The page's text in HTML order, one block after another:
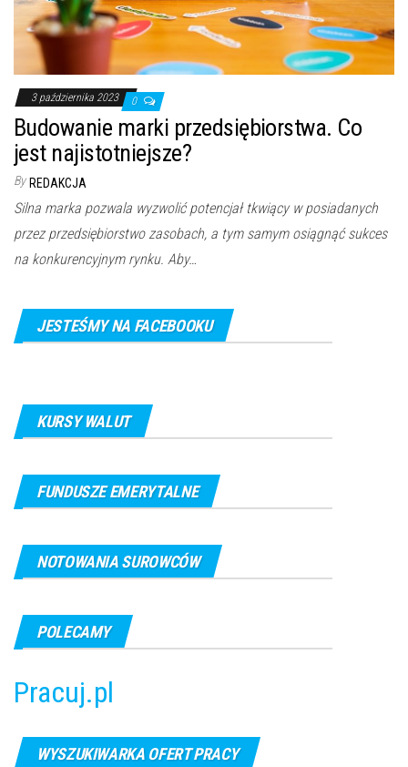
3 października 2023 0
Budowanie marki przedsiębiorstwa. Co
jest najistotniejsze?
By REDAKCJA
Silna marka pozwala wyzwolić potencjał tkwiący w posiadanych
przez przedsiębiorstwo zasobach, a tym samym osiągnąć sukces
na konkurencyjnym rynku. Aby…
JESTEŚMY NA FACEBOOKU
KURSY WALUT
FUNDUSZE EMERYTALNE
NOTOWANIA SUROWCÓW
POLECAMY
Pracuj.pl
WYSZUKIWARKA OFERT PRACY